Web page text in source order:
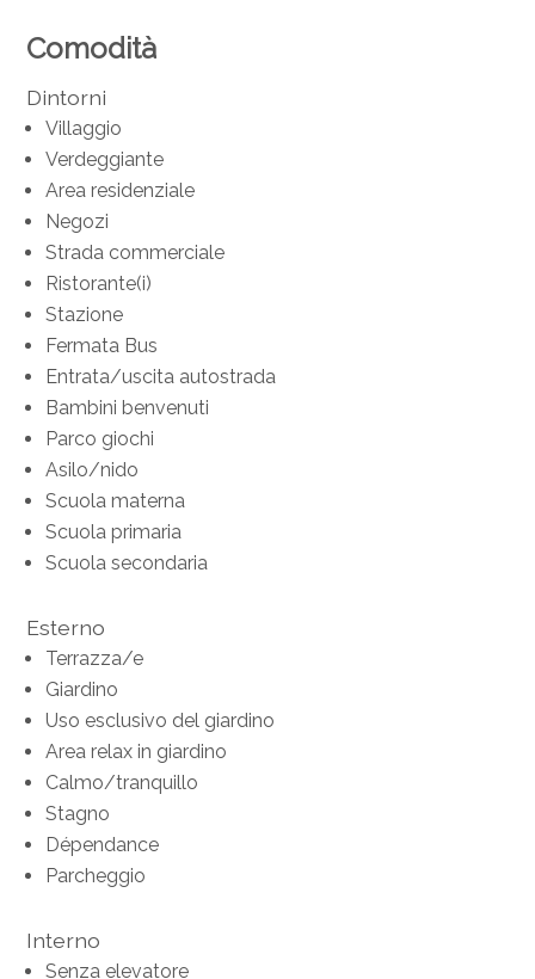
Comodità
Dintorni
Villaggio
Verdeggiante
Area residenziale
Negozi
Strada commerciale
Ristorante(i)
Stazione
Fermata Bus
Entrata/uscita autostrada
Bambini benvenuti
Parco giochi
Asilo/nido
Scuola materna
Scuola primaria
Scuola secondaria
Esterno
Terrazza/e
Giardino
Uso esclusivo del giardino
Area relax in giardino
Calmo/tranquillo
Stagno
Dépendance
Parcheggio
Interno
Senza elevatore